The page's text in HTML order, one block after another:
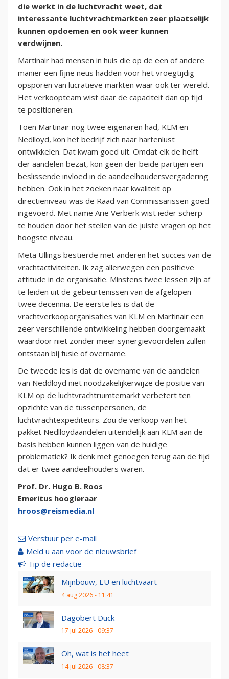
die werkt in de luchtvracht weet, dat
interessante luchtvrachtmarkten zeer plaatselijk
kunnen opdoemen en ook weer kunnen
verdwijnen.
Martinair had mensen in huis die op de een of andere
manier een fijne neus hadden voor het vroegtijdig
opsporen van lucratieve markten waar ook ter wereld.
Het verkoopteam wist daar de capaciteit dan op tijd
te positioneren.
Toen Martinair nog twee eigenaren had, KLM en
Nedlloyd, kon het bedrijf zich naar hartenlust
ontwikkelen. Dat kwam goed uit. Omdat elk de helft
der aandelen bezat, kon geen der beide partijen een
beslissende invloed in de aandeelhoudersvergadering
hebben. Ook in het zoeken naar kwaliteit op
directieniveau was de Raad van Commissarissen goed
ingevoerd. Met name Arie Verberk wist ieder scherp
te houden door het stellen van de juiste vragen op het
hoogste niveau.
Meta Ullings bestierde met anderen het succes van de
vrachtactiviteiten. Ik zag allerwegen een positieve
attitude in de organisatie. Minstens twee lessen zijn af
te leiden uit de gebeurtenissen van de afgelopen
twee decennia. De eerste les is dat de
vrachtverkooporganisaties van KLM en Martinair een
zeer verschillende ontwikkeling hebben doorgemaakt
waardoor niet zonder meer synergievoordelen zullen
ontstaan bij fusie of overname.
De tweede les is dat de overname van de aandelen
van Neddloyd niet noodzakelijkerwijze de positie van
KLM op de luchtvrachtruimtemarkt verbetert ten
opzichte van de tussenpersonen, de
luchtvrachtexpediteurs. Zou de verkoop van het
pakket Nedlloydaandelen uiteindelijk aan KLM aan de
basis hebben kunnen liggen van de huidige
problematiek? Ik denk met genoegen terug aan de tijd
dat er twee aandeelhouders waren.
Prof. Dr. Hugo B. Roos
Emeritus hoogleraar
hroos@reismedia.nl
Verstuur per e-mail
Meld u aan voor de nieuwsbrief
Tip de redactie
Mijnbouw, EU en luchtvaart
4 aug 2026 - 11:41
Dagobert Duck
17 jul 2026 - 09:37
Oh, wat is het heet
14 jul 2026 - 08:37